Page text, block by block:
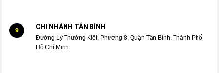
9 CHI NHÁNH TÂN BÌNH
Đường Lý Thường Kiệt, Phường 8, Quận Tân Bình, Thành Phố
Hồ Chí Minh